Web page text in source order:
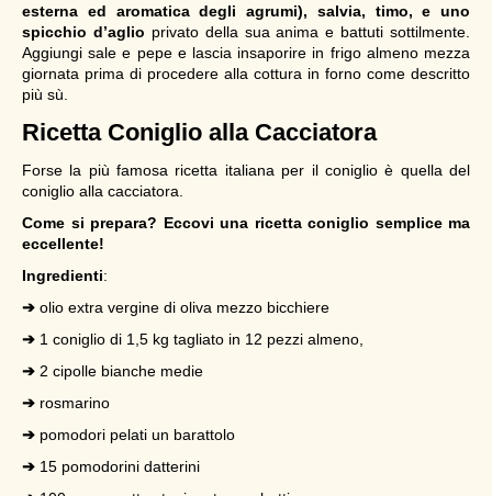
esterna ed aromatica degli agrumi), salvia, timo, e uno
spicchio d’aglio privato della sua anima e battuti sottilmente.
Aggiungi sale e pepe e lascia insaporire in frigo almeno mezza
giornata prima di procedere alla cottura in forno come descritto
più sù.
Ricetta Coniglio alla Cacciatora
Forse la più famosa ricetta italiana per il coniglio è quella del
coniglio alla cacciatora.
Come si prepara? Eccovi una ricetta coniglio semplice ma
eccellente!
Ingredienti:
➔ olio extra vergine di oliva mezzo bicchiere
➔ 1 coniglio di 1,5 kg tagliato in 12 pezzi almeno,
➔ 2 cipolle bianche medie
➔ rosmarino
➔ pomodori pelati un barattolo
➔ 15 pomodorini datterini